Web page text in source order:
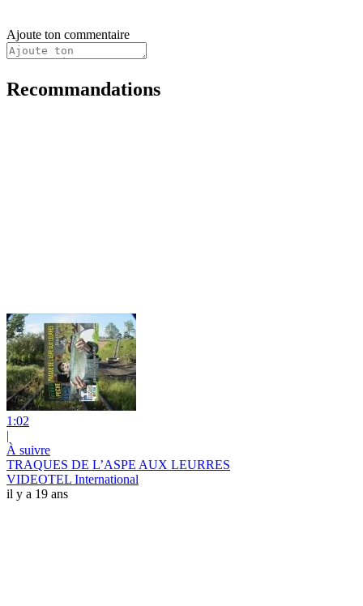
Ajoute ton commentaire
Recommandations
1:02
|
À suivre
TRAQUES DE L’ASPE AUX LEURRES
VIDEOTEL International
il y a 19 ans